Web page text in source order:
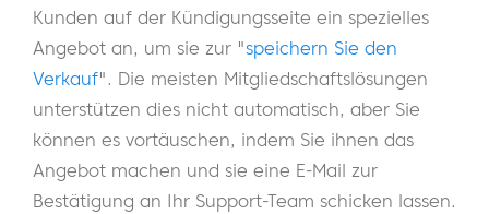
Kunden auf der Kündigungsseite ein spezielles
Angebot an, um sie zur "speichern Sie den
Verkauf". Die meisten Mitgliedschaftslösungen
unterstützen dies nicht automatisch, aber Sie
können es vortäuschen, indem Sie ihnen das
Angebot machen und sie eine E-Mail zur
Bestätigung an Ihr Support-Team schicken lassen.